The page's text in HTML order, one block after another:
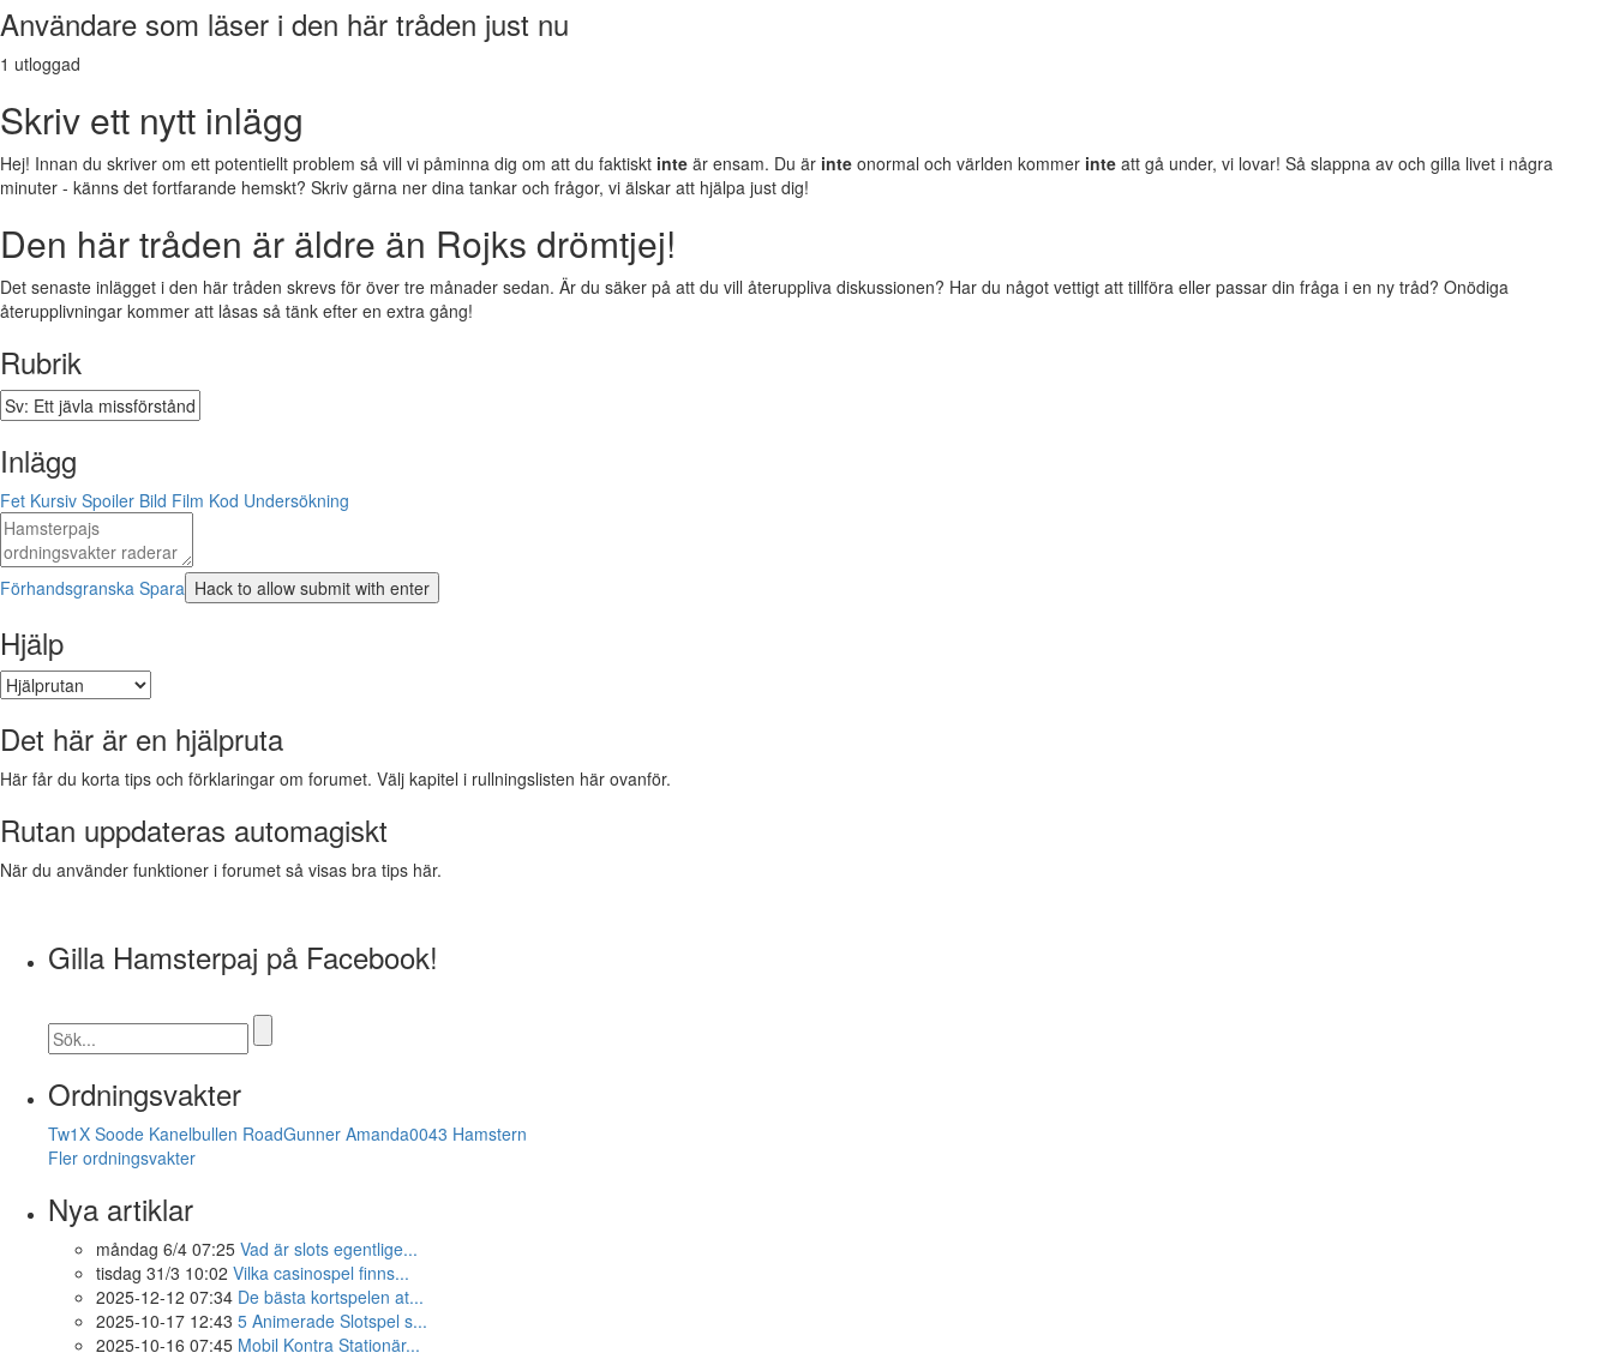
Användare som läser i den här tråden just nu
1 utloggad
Skriv ett nytt inlägg
Hej! Innan du skriver om ett potentiellt problem så vill vi påminna dig om att du faktiskt inte är ensam. Du är inte onormal och världen kommer inte att gå under, vi lovar! Så slappna av och gilla livet i några
minuter - känns det fortfarande hemskt? Skriv gärna ner dina tankar och frågor, vi älskar att hjälpa just dig!
Den här tråden är äldre än Rojks drömtjej!
Det senaste inlägget i den här tråden skrevs för över tre månader sedan. Är du säker på att du vill återuppliva diskussionen? Har du något vettigt att tillföra eller passar din fråga i en ny tråd? Onödiga
återupplivningar kommer att låsas så tänk efter en extra gång!
Rubrik
Inlägg
Fet Kursiv Spoiler Bild Film Kod Undersökning
Förhandsgranska Spara
Hjälp
Det här är en hjälpruta
Här får du korta tips och förklaringar om forumet. Välj kapitel i rullningslisten här ovanför.
Rutan uppdateras automagiskt
När du använder funktioner i forumet så visas bra tips här.
Gilla Hamsterpaj på Facebook!
Ordningsvakter
Tw1X Soode Kanelbullen RoadGunner Amanda0043 Hamstern
Fler ordningsvakter
Nya artiklar
måndag 6/4 07:25 Vad är slots egentlige...
tisdag 31/3 10:02 Vilka casinospel finns...
2025-12-12 07:34 De bästa kortspelen at...
2025-10-17 12:43 5 Animerade Slotspel s...
2025-10-16 07:45 Mobil Kontra Stationär...